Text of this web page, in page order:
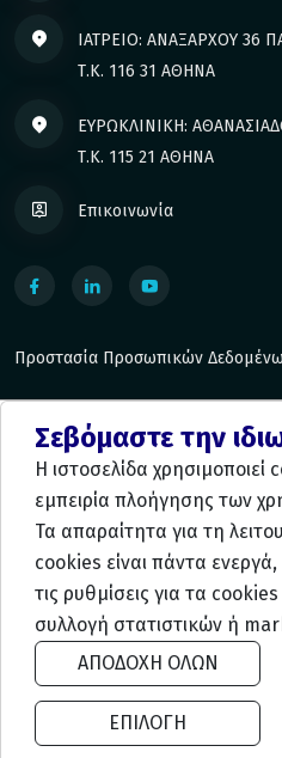
ΙΑΤΡΕΙΟ: ΑΝΑΞΑΡΧΟΥ 36
Τ.Κ. 116 31 ΑΘΗΝΑ
ΕΥΡΩΚΛΙΝΙΚΗ:
Τ.Κ. 115 21 ΑΘΗΝΑ
Επικοινωνία
Προστασία Προσωπικών
Κατασκευή και
Σεβόμαστε την
Η ιστοσελίδα
εμπειρία πλοήγησης των
Τα απαραίτητα για τη
cookies είναι πάντα
τις ρυθμίσεις για τα
συλλογή στατιστικών ή
ΑΠΟΔΟΧΗ ΟΛΩΝ
ΕΠΙΛΟΓΗ